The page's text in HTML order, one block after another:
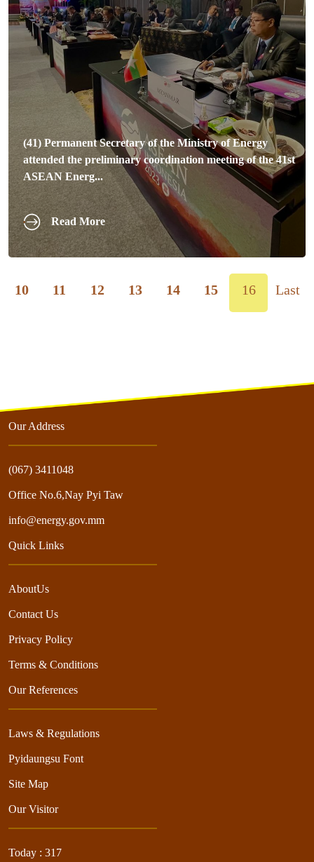
(41) Permanent Secretary of the Ministry of Energy
attended the preliminary coordination meeting of the 41st
ASEAN Energ...
Read More
10 11 12 13 14 15 16 Last
Our Address
(067) 3411048
Office No.6,Nay Pyi Taw
info@energy.gov.mm
Quick Links
AboutUs
Contact Us
Privacy Policy
Terms & Conditions
Our References
Laws & Regulations
Pyidaungsu Font
Site Map
Our Visitor
Today : 317